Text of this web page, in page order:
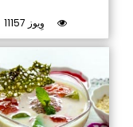
11157 وِیوز